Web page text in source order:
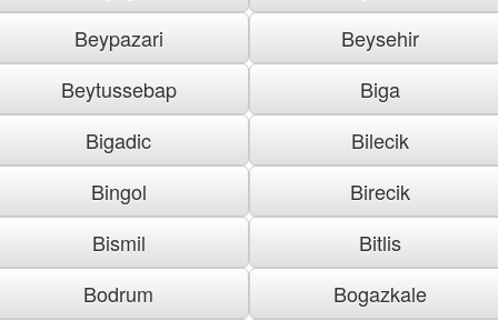
Beypazari
Beysehir
Beytussebap
Biga
Bigadic
Bilecik
Bingol
Birecik
Bismil
Bitlis
Bodrum
Bogazkale